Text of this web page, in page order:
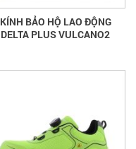
KÍNH BẢO HỘ LAO ĐỘNG
DELTA PLUS VULCANO2